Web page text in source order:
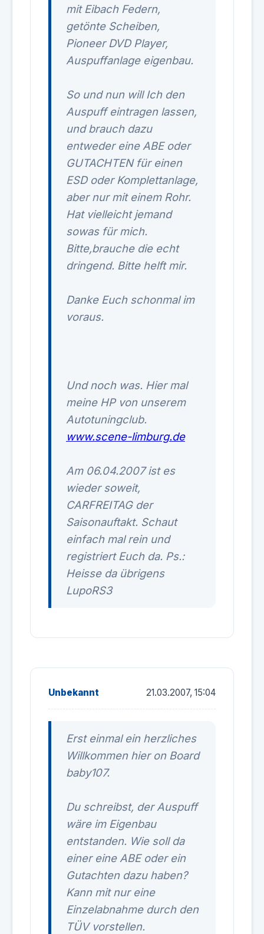
mit Eibach Federn,
getönte Scheiben,
Pioneer DVD Player,
Auspuffanlage eigenbau.
So und nun will Ich den
Auspuff eintragen lassen,
und brauch dazu
entweder eine ABE oder
GUTACHTEN für einen
ESD oder Komplettanlage,
aber nur mit einem Rohr.
Hat vielleicht jemand
sowas für mich.
Bitte,brauche die echt
dringend. Bitte helft mir.
Danke Euch schonmal im
voraus.
Und noch was. Hier mal
meine HP von unserem
Autotuningclub.
www.scene-limburg.de
Am 06.04.2007 ist es
wieder soweit,
CARFREITAG der
Saisonauftakt. Schaut
einfach mal rein und
registriert Euch da. Ps.:
Heisse da übrigens
LupoRS3
Unbekannt 21.03.2007, 15:04
Erst einmal ein herzliches
Willkommen hier on Board
baby107.
Du schreibst, der Auspuff
wäre im Eigenbau
entstanden. Wie soll da
einer eine ABE oder ein
Gutachten dazu haben?
Kann mit nur eine
Einzelabnahme durch den
TÜV vorstellen.